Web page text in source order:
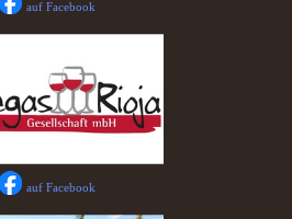
auf Facebook
auf Facebook